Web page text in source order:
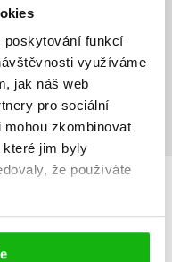
poskytování funkcí
využíváme
jak náš web
pro sociální
mohou zkombinovat
jim byly
že používáte
registrovaní uživatelé